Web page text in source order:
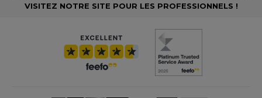
VISITEZ NOTRE SITE POUR LES PROFESSIONNELS !